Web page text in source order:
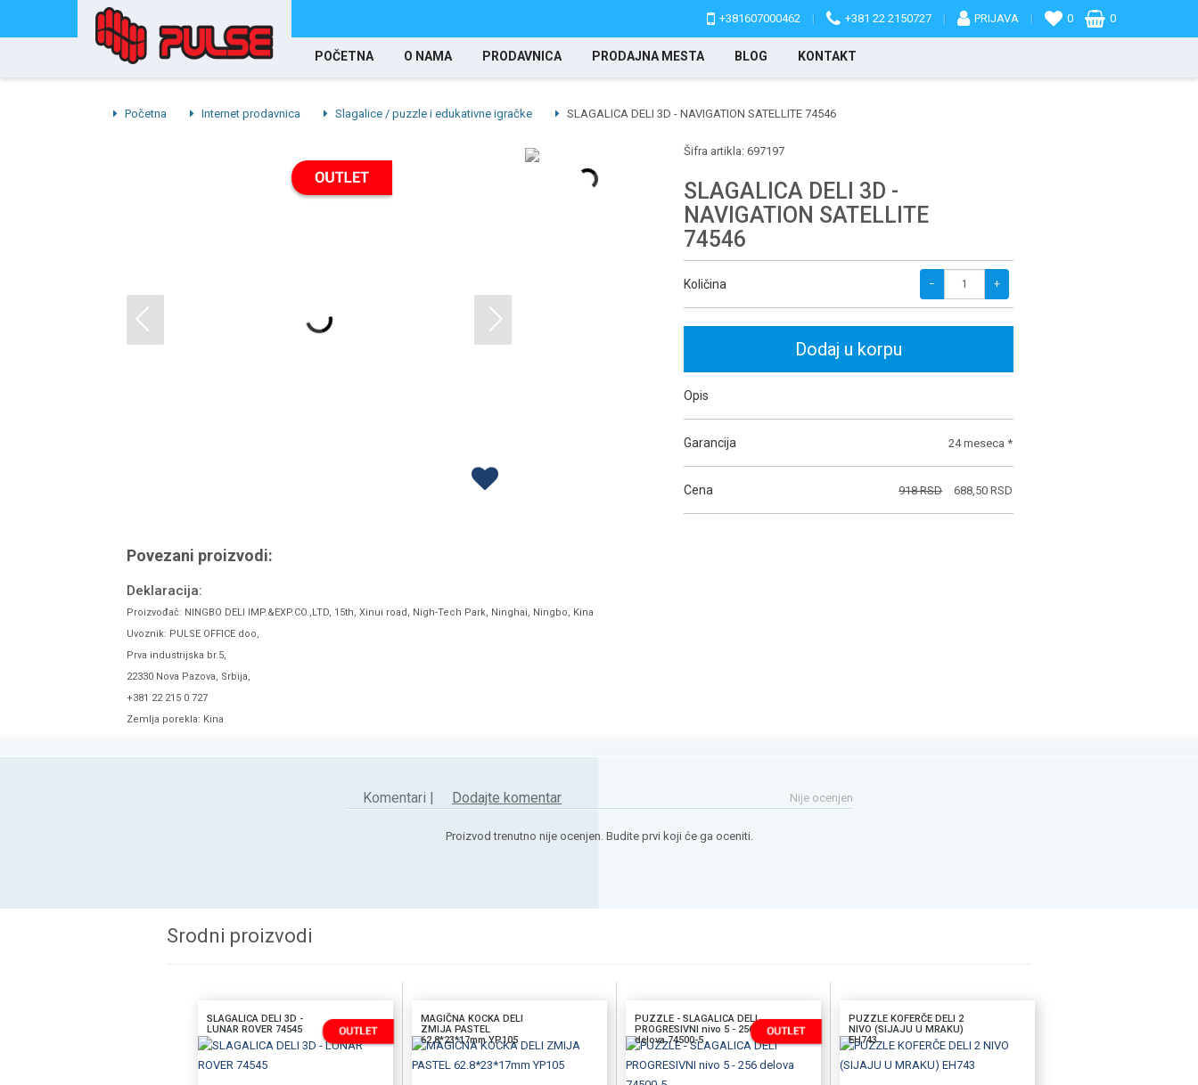
+381607000462 | +381 22 2150727 | PRIJAVA | 0 0
POČETNA O NAMA PRODAVNICA PRODAJNA MESTA BLOG KONTAKT
Početna Internet prodavnica Slagalice / puzzle i edukativne igračke SLAGALICA DELI 3D - NAVIGATION SATELLITE 74546
Povezani proizvodi:
Deklaracija:
Proizvođač: NINGBO DELI IMP.&EXP.CO.,LTD, 15th, Xinui road, Nigh-Tech Park, Ninghai, Ningbo, Kina
Uvoznik: PULSE OFFICE doo,
Prva industrijska br.5,
22330 Nova Pazova, Srbija,
+381 22 215 0 727
Zemlja porekla: Kina
Šifra artikla: 697197
SLAGALICA DELI 3D -
NAVIGATION SATELLITE
74546
Količina − +
Dodaj u korpu
Opis
Garancija 24 meseca *
Cena 918 RSD 688,50 RSD
Nije ocenjen
Komentari | Dodajte komentar
Proizvod trenutno nije ocenjen. Budite prvi koji će ga oceniti.
Srodni proizvodi
SLAGALICA DELI 3D -
LUNAR ROVER 74545
MAGIČNA KOCKA DELI
ZMIJA PASTEL
62.8*23*17mm YP105
PUZZLE - SLAGALICA DELI
PROGRESIVNI nivo 5 - 256
delova 74500-5
PUZZLE KOFERČE DELI 2
NIVO (SIJAJU U MRAKU)
EH743